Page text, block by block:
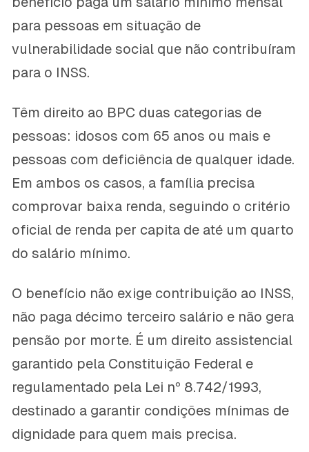
para pessoas em situação de
vulnerabilidade social que não contribuíram
para o INSS.
Têm direito ao BPC duas categorias de
pessoas: idosos com 65 anos ou mais e
pessoas com deficiência de qualquer idade.
Em ambos os casos, a família precisa
comprovar baixa renda, seguindo o critério
oficial de renda per capita de até um quarto
do salário mínimo.
O benefício não exige contribuição ao INSS,
não paga décimo terceiro salário e não gera
pensão por morte. É um direito assistencial
garantido pela Constituição Federal e
regulamentado pela Lei nº 8.742/1993,
destinado a garantir condições mínimas de
dignidade para quem mais precisa.